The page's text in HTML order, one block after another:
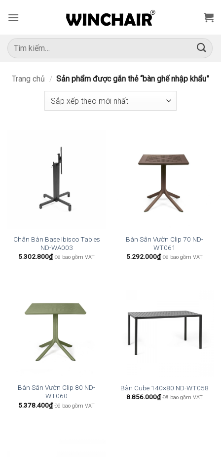
qua
dung
Tìm
kiếm:
Trang chủ / Sản phẩm được gắn thẻ “bàn ghế nhập khẩu”
Chân Bàn Base Ibisco Tables
ND-WA003
5.302.800₫ Đã bao gồm VAT
Bàn Sân Vườn Clip 70 ND-
WT061
5.292.000₫ Đã bao gồm VAT
Bàn Sân Vườn Clip 80 ND-
WT060
5.378.400₫ Đã bao gồm VAT
Bàn Cube 140×80 ND-WT058
8.856.000₫ Đã bao gồm VAT